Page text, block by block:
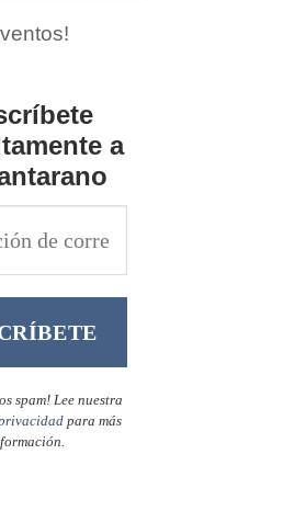
a
spam! Lee nuestra
para más